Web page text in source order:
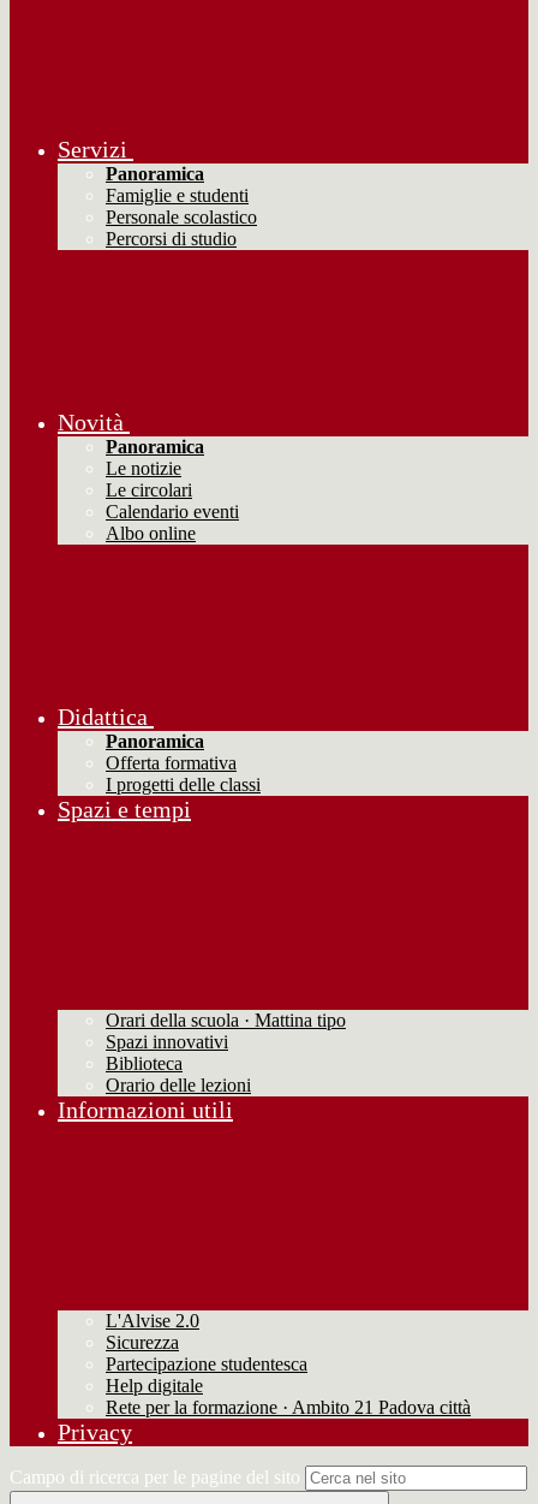
Servizi
Panoramica
Famiglie e studenti
Personale scolastico
Percorsi di studio
Novità
Panoramica
Le notizie
Le circolari
Calendario eventi
Albo online
Didattica
Panoramica
Offerta formativa
I progetti delle classi
Spazi e tempi
Orari della scuola · Mattina tipo
Spazi innovativi
Biblioteca
Orario delle lezioni
Informazioni utili
L'Alvise 2.0
Sicurezza
Partecipazione studentesca
Help digitale
Rete per la formazione · Ambito 21 Padova città
Privacy
Campo di ricerca per le pagine del sito